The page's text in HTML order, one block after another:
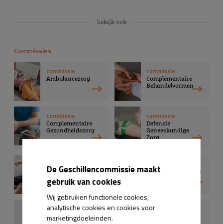
bekijk ook
Commissies
commissie
Ambulancezorg
commissie
Complementaire
Behandelvormen
commissie
Complementaire
Gezondheidszorg
commissie
Defensie
Geneeskundige
Zorg
commissie
Geestelijke
Gezondheidszorg
commissie
Gehandicaptenzorg
commissie
Optiek
commissie
De Geschillencommissie maakt
gebruik van cookies
Wij gebruiken functionele cookies,
analytische cookies en cookies voor
marketingdoeleinden.